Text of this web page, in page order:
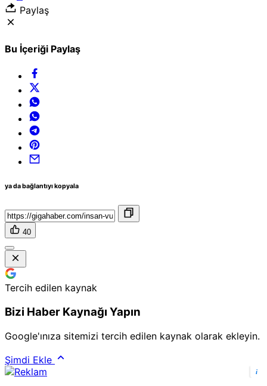
Paylaş
Bu İçeriği Paylaş
ya da bağlantıyı kopyala
40
Tercih edilen kaynak
Bizi Haber Kaynağı Yapın
Google'ınıza sitemizi tercih edilen kaynak olarak ekleyin.
Şimdi Ekle
i